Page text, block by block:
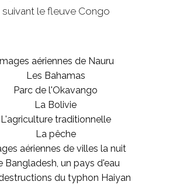
suivant le fleuve Congo
Images aériennes de Nauru
Les Bahamas
Parc de l'Okavango
La Bolivie
L'agriculture traditionnelle
La pêche
aériennes de villes la nuit
Bangladesh, un pays d'eau
du typhon Haiyan